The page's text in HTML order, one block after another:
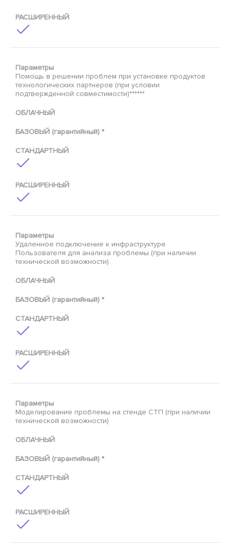
РАСШИРЕННЫЙ
Параметры
Помощь в решении проблем при установке продуктов
технологических партнеров (при условии
подтвержденной совместимости)******
ОБЛАЧНЫЙ
БАЗОВЫЙ (гарантийный) *
СТАНДАРТНЫЙ
РАСШИРЕННЫЙ
Параметры
Удаленное подключение к инфраструктуре
Пользователя для анализа проблемы (при наличии
технической возможности)
ОБЛАЧНЫЙ
БАЗОВЫЙ (гарантийный) *
СТАНДАРТНЫЙ
РАСШИРЕННЫЙ
Параметры
Моделирование проблемы на стенде CТП (при наличии
технической возможности)
ОБЛАЧНЫЙ
БАЗОВЫЙ (гарантийный) *
СТАНДАРТНЫЙ
РАСШИРЕННЫЙ